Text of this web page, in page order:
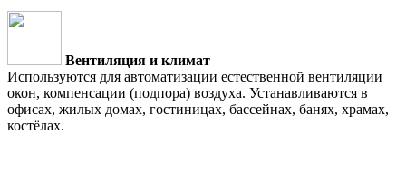
Вентиляция и климат
Используются для автоматизации естественной вентиляции
окон, компенсации (подпора) воздуха. Устанавливаются в
офисах, жилых домах, гостиницах, бассейнах, банях, храмах,
костёлах.